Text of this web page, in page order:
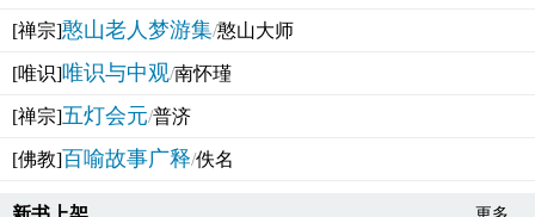
[禅宗]憨山老人梦游集/憨山大师
[唯识]唯识与中观/南怀瑾
[禅宗]五灯会元/普济
[佛教]百喻故事广释/佚名